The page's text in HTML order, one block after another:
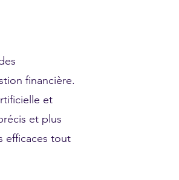
financière.
et
et plus
efficaces tout